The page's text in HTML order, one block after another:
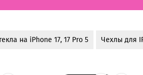
на iPhone 17, 17 Pro 5 Чехлы для